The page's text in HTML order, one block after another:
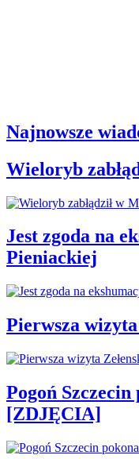
Najnowsze
Wieloryb
Jest zgoda na
Pieniackiej
Pierwsza
Pogoń
[ZDJĘCIA]